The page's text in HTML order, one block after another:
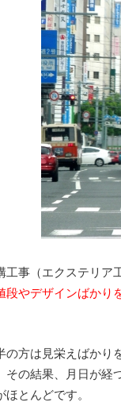
工事（エクステリア
段やデザインばかり
の方は見栄えばか
その結果、月日が経
とんどです。